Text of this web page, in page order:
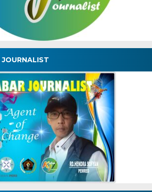
JOURNALIST